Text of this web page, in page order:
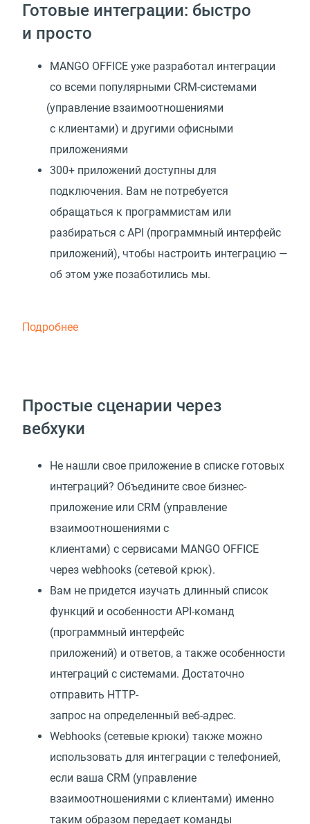
Готовые интеграции: быстро
и просто
MANGO OFFICE уже разработал интеграции
со всеми популярными CRM-системами
(управление взаимоотношениями
с клиентами) и другими офисными
приложениями
300+ приложений доступны для
подключения. Вам не потребуется
обращаться к программистам или
разбираться с API (программный интерфейс
приложений), чтобы настроить интеграцию —
об этом уже позаботились мы.
Подробнее
Простые сценарии через
вебхуки
Не нашли свое приложение в списке готовых
интеграций? Объедините свое бизнес-
приложение или CRM (управление
взаимоотношениями с
клиентами) с сервисами MANGO OFFICE
через webhooks (сетевой крюк).
Вам не придется изучать длинный список
функций и особенности API-команд
(программный интерфейс
приложений) и ответов, а также особенности
интеграций с системами. Достаточно
отправить HTTP-
запрос на определенный веб-адрес.
Webhooks (сетевые крюки) также можно
использовать для интеграции с телефонией,
если ваша CRM (управление
взаимоотношениями с клиентами) именно
таким образом передает команды